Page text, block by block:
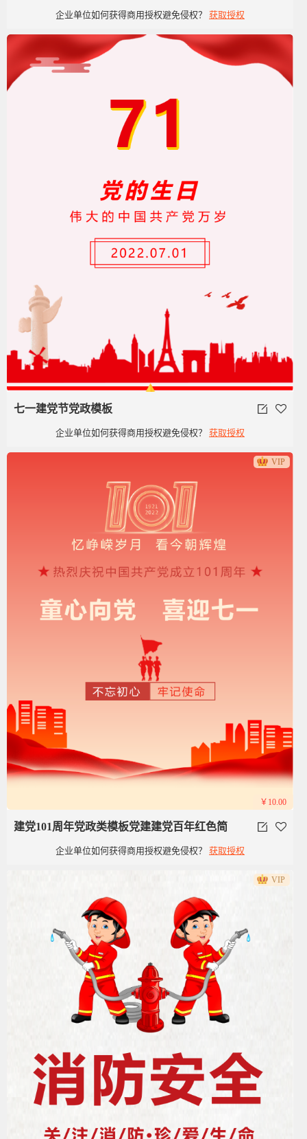
企业单位如何获得商用授权避免侵权？ 获取授权
七一建党节党政模板
企业单位如何获得商用授权避免侵权？ 获取授权
VIP
￥10.00
建党101周年党政类模板党建建党百年红色简
企业单位如何获得商用授权避免侵权？ 获取授权
VIP